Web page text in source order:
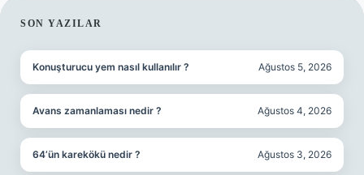
SIDEBAR
SON YAZILAR
Konuşturucu yem nasıl kullanılır ? Ağustos 5, 2026
Avans zamanlaması nedir ? Ağustos 4, 2026
64’ün karekökü nedir ? Ağustos 3, 2026